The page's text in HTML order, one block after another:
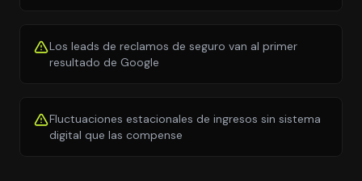
Los leads de reclamos de seguro van al primer
resultado de Google
Fluctuaciones estacionales de ingresos sin sistema
digital que las compense